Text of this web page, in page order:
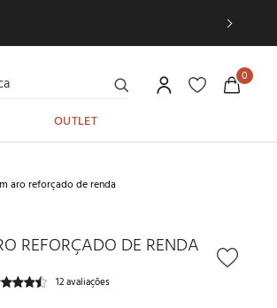
0
OUTLET
aro reforçado de renda
REFORÇADO DE RENDA
12 avaliações